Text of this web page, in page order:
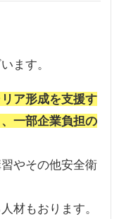
ます。
ア形成を支援す
一部企業負担の
やその他安全衛
材もおります。